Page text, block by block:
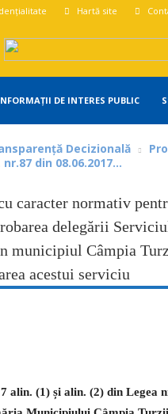
Hartă site
DE INTERES PUBLIC
Decizională
din 08.06.2017...
caracter normativ
delegării
municipiul Câmpia
acestui serviciu
alin. (1) și alin. (2) din Legea